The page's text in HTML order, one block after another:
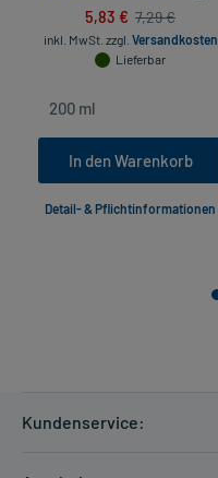
5,83 € 7,29 €
inkl. MwSt. zzgl. Versandkosten
Lieferbar
In den Warenkorb
Detail- & Pflichtinformationen
Kundenservice: